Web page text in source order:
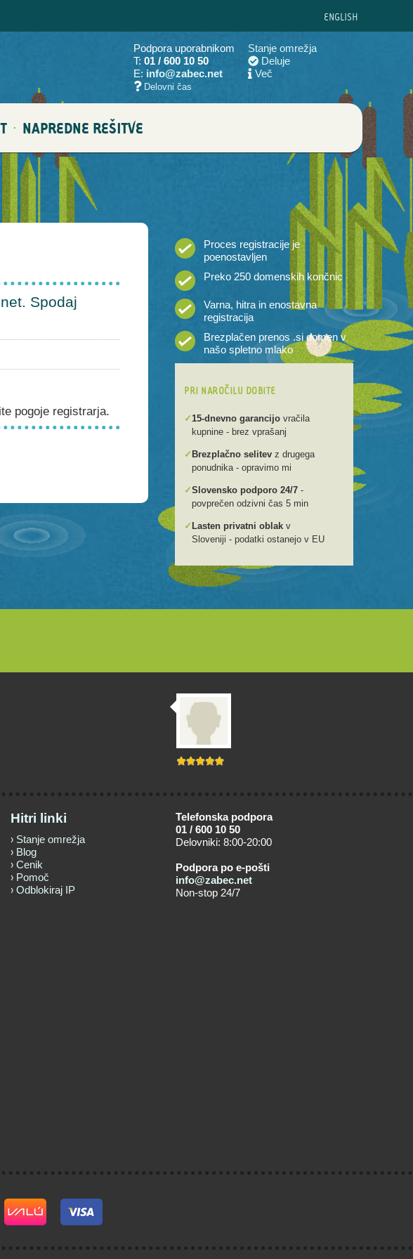
ENGLISH
Podpora uporabnikom
T: 01 / 600 10 50
E: info@zabec.net
Delovni čas
Stanje omrežja
Deluje
Več
· NAPREDNE REŠITVE
Spodaj
pogoje registrarja.
Proces registracije je
poenostavljen
Preko 250 domenskih končnic
Varna, hitra in enostavna
registracija
Brezplačen prenos .si domen v
našo spletno mlako
PRI NAROČILU DOBITE
✓15-dnevno garancijo vračila
kupnine - brez vprašanj
✓ Brezplačno selitev z drugega
ponudnika - opravimo mi
✓Slovensko podporo 24/7 -
povprečen odzivni čas 5 min
✓ Lasten privatni oblak v
Sloveniji - podatki ostanejo v EU
Hitri linki
Stanje omrežja
Blog
Cenik
Pomoč
Odblokiraj IP
Telefonska podpora
01 / 600 10 50
Delovniki: 8:00-20:00
Podpora po e-pošti
info@zabec.net
Non-stop 24/7